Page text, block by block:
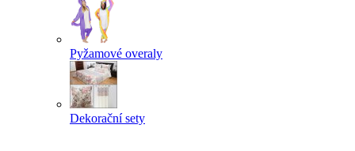
Pyžamové overaly
Dekorační sety